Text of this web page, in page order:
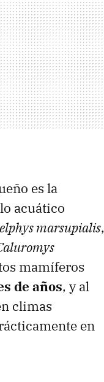
es la
acuático
marsupialis,
mamíferos
de años, y al
climas
en